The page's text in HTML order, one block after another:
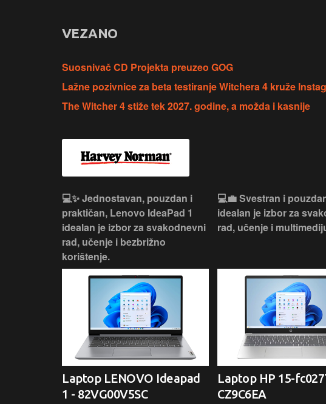
VEZANO
Suosnivač CD Projekta preuzeo GOG
Lažne pozivnice za beta testiranje Witchera 4 kruže
The Witcher 4 stiže tek 2027. godine, a možda i kasnije
💻✨ Jednostavan, pouzdan i
praktičan, Lenovo IdeaPad 1
idealan je izbor za svakodnevni
rad, učenje i bezbrižno
korištenje.
Laptop LENOVO Ideapad
1 - 82VG00V5SC
💻💼 Svestran i
idealan je izbor za
rad, učenje i
Laptop HP 15-
CZ9C6EA